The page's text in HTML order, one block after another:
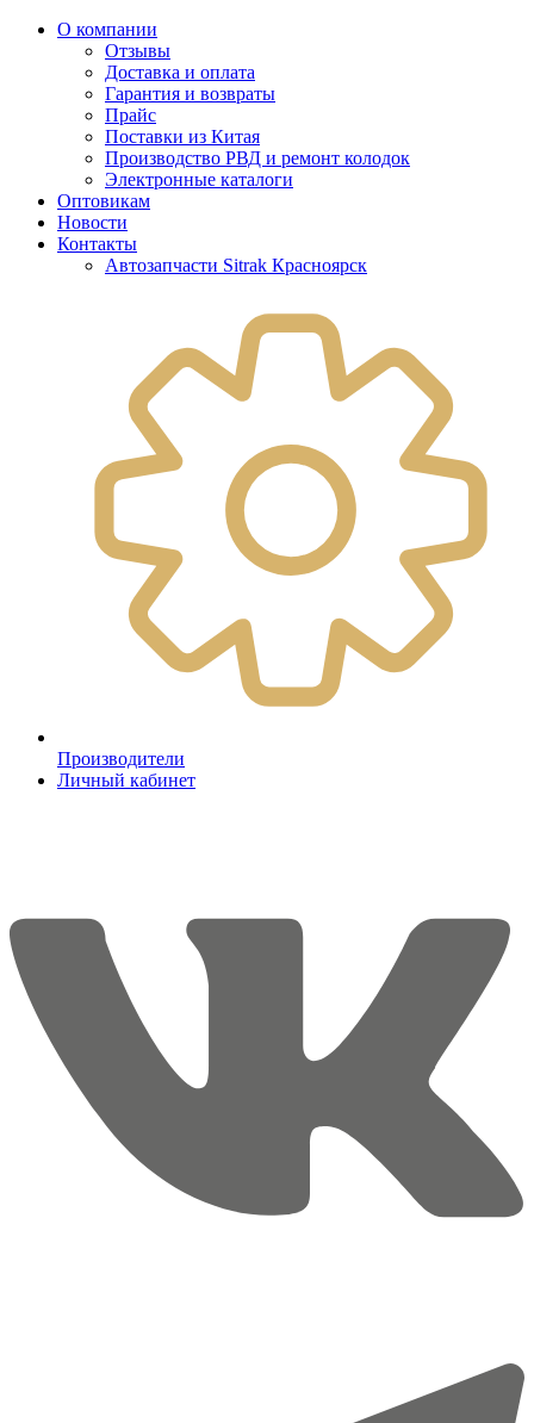
О компании
Отзывы
Доставка и оплата
Гарантия и возвраты
Прайс
Поставки из Китая
Производство РВД и ремонт колодок
Электронные каталоги
Оптовикам
Новости
Контакты
Автозапчасти Sitrak Красноярск
Производители
Личный кабинет